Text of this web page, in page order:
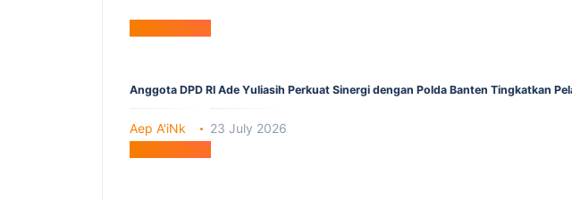
Berita Utama
Anggota DPD RI Ade Yuliasih Perkuat Sinergi dengan Polda Banten Tingkatkan
Aep A'iNk 23 July 2026
Berita Utama